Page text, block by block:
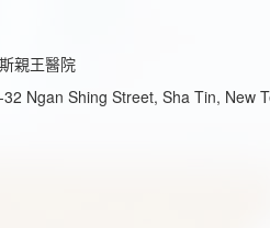
親王醫院
Ngan Shing Street, Sha Tin, New